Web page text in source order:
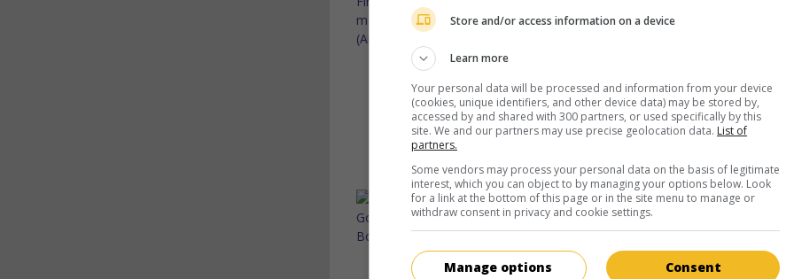
Autumn - Fin du monde
V.O.: Autumn
Can. 2008. Drame d'horreur
ravage les États-Unis transformant les êtres humains en
trois survivants se réfugient dans une ferme isolée.
Durée:
au cinéma sur mes écrans
É.-U. 2008. Comédie sentimentale Daniel Adams avec
David
Store and/or access information on a device
Learn more
Your personal data will be processed and information from your device
(cookies, unique identifiers, and other device data) may be stored by,
accessed by and shared with 300 partners, or used specifically by this
site. We and our partners may use precise geolocation data. List of
partners.
Some vendors may process your personal data on the basis of legitimate
interest, which you can object to by managing your options below. Look
for a link at the bottom of this page or in the site menu to manage or
withdraw consent in privacy and cookie settings.
Consent
Manage options